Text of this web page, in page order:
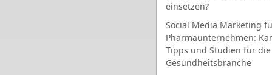
einsetzen?
Social Media Marketing
Pharmaunternehmen:
Tipps und Studien für die
Gesundheitsbranche